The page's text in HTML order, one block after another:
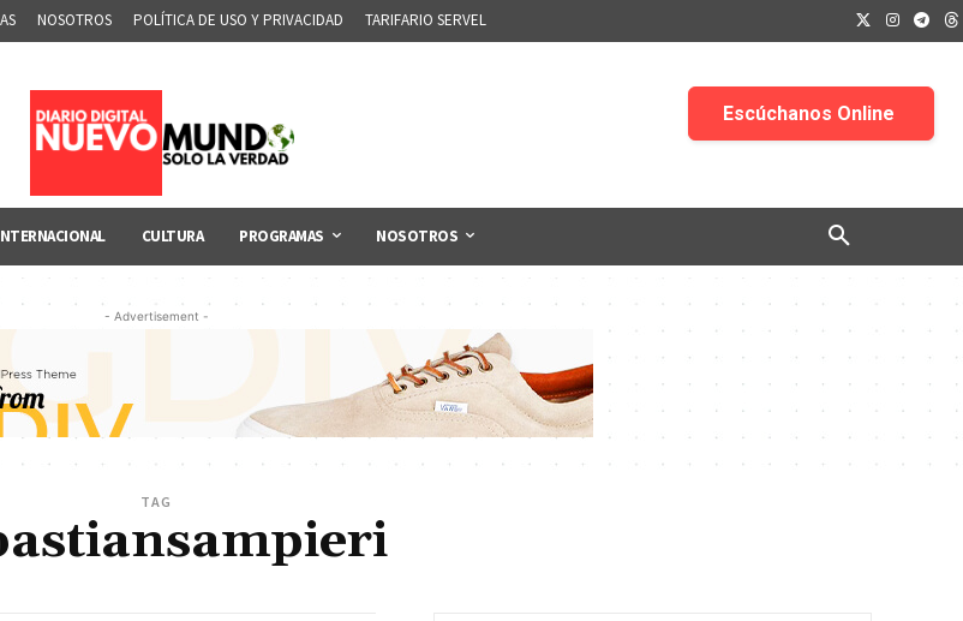
NOSOTROS POLÍTICA DE USO Y PRIVACIDAD TARIFARIO SERVEL
CULTURA PROGRAMAS NOSOTROS
- Advertisement -
TAG